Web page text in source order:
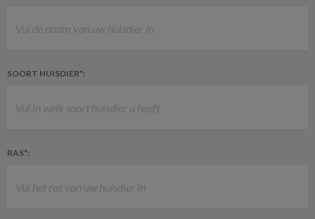
SOORT HUISDIER*:
RAS*: